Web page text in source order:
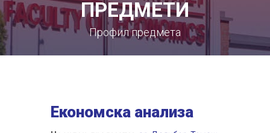
ПРЕДМЕТИ
Профил предмета
Економска анализа